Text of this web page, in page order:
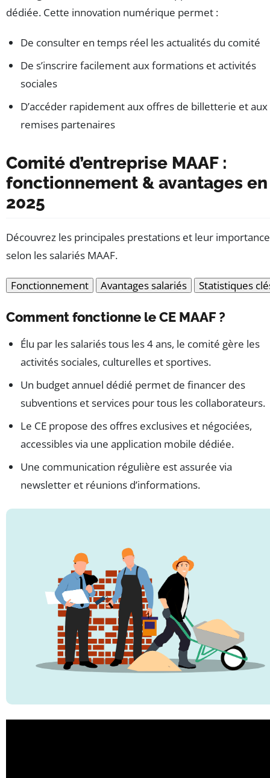
dédiée. Cette innovation numérique permet :
De consulter en temps réel les actualités du comité
De s’inscrire facilement aux formations et activités
sociales
D’accéder rapidement aux offres de billetterie et aux
remises partenaires
Comité d’entreprise MAAF :
fonctionnement & avantages en
2025
Découvrez les principales prestations et leur importance
selon les salariés MAAF.
Fonctionnement Avantages salariés Statistiques
Comment fonctionne le CE MAAF ?
Élu par les salariés tous les 4 ans, le comité gère les
activités sociales, culturelles et sportives.
Un budget annuel dédié permet de financer des
subventions et services pour tous les collaborateurs.
Le CE propose des offres exclusives et négociées,
accessibles via une application mobile dédiée.
Une communication régulière est assurée via
newsletter et réunions d’informations.